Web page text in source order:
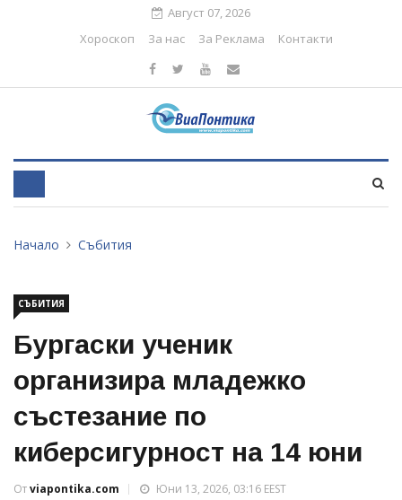
Август 07, 2026
Хороскоп
За нас За Реклама Контакти
Начало Събития
СЪБИТИЯ
Бургаски ученик
организира младежко
състезание по
киберсигурност на 14 юни
Отviapontika.com
Юни 13, 2026, 03:16 EEST